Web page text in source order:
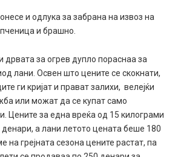
и одлука за забрана на извоз на
и брашно.
дрвата за огрев дупло пораснаа за
лани. Освен што цените се скокнати,
ги кријат и прават залихи, велејќи
или можат да се купат само
Цените за една вреќа од 15 килограми
а лани летото цената беше 180
на грејната сезона цените растат, па